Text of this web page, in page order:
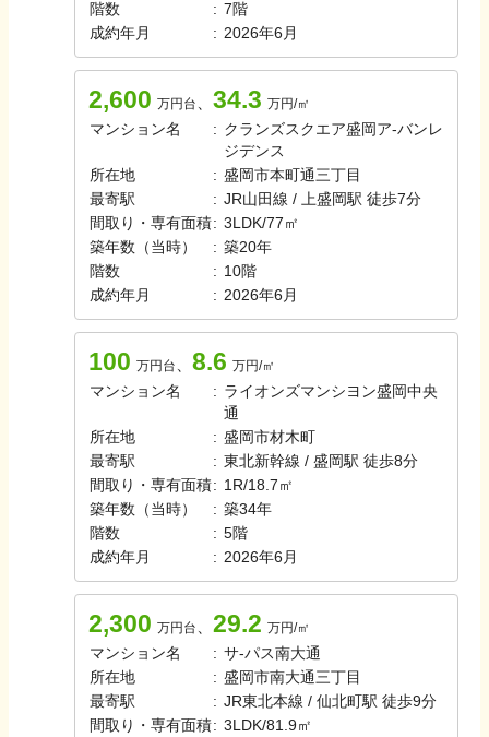
階数 : 7階
成約年月
: 2026年6月
2,600 万円台 34.3 万円/㎡
マンション名 : クランズスクエア盛岡ア-バンレ
ジデンス
所在地
: 盛岡市本町通三丁目
最寄駅
: JR山田線 / 上盛岡駅 徒歩7分
間取り・専有面積: 3LDK/77㎡
築年数（当時）
: 築20年
階数
: 10階
成約年月
: 2026年6月
100 万円台 8.6 万円/㎡
マンション名 : ライオンズマンシヨン盛岡中央
通
所在地
: 盛岡市材木町
最寄駅
: 東北新幹線 / 盛岡駅 徒歩8分
間取り・専有面積: 1R/18.7㎡
築年数（当時）
: 築34年
階数
: 5階
成約年月
: 2026年6月
2,300 万円台 29.2 万円/㎡
マンション名 : サ-パス南大通
所在地
: 盛岡市南大通三丁目
最寄駅
: JR東北本線 / 仙北町駅 徒歩9分
間取り・専有面積: 3LDK/81.9㎡